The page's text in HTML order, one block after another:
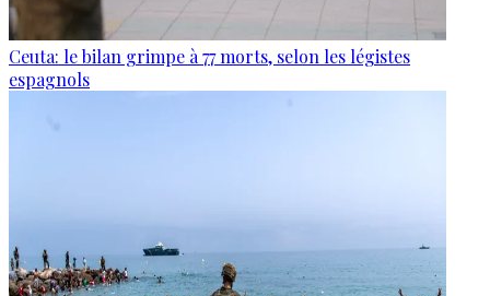
Ceuta: le bilan grimpe à 77 morts, selon les légistes
espagnols